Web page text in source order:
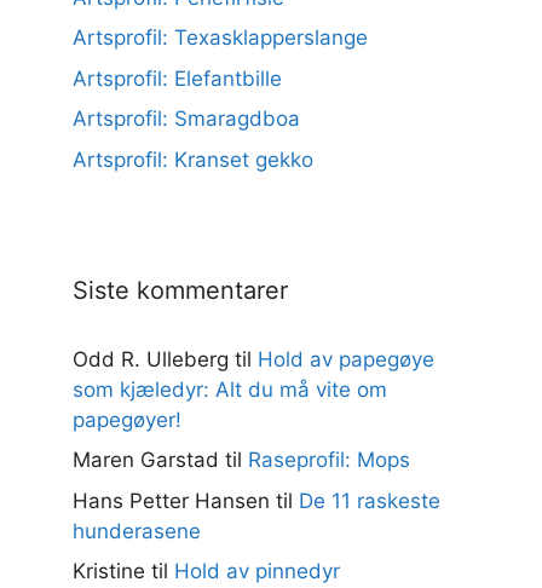
Artsprofil: Texasklapperslange
Artsprofil: Elefantbille
Artsprofil: Smaragdboa
Artsprofil: Kranset gekko
Siste kommentarer
Odd R. Ulleberg til Hold av papegøye
som kjæledyr: Alt du må vite om
papegøyer!
Maren Garstad til Raseprofil: Mops
Hans Petter Hansen til De 11 raskeste
hunderasene
Kristine til Hold av pinnedyr